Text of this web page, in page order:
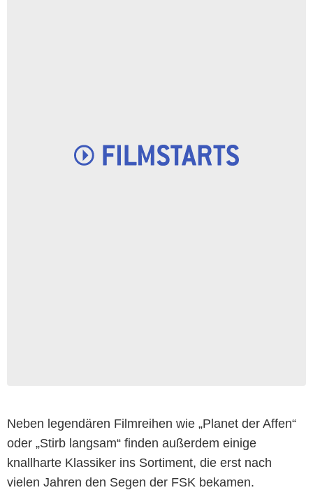
Neben legendären Filmreihen wie „Planet der Affen“
oder „Stirb langsam“ finden außerdem einige
knallharte Klassiker ins Sortiment, die erst nach
vielen Jahren den Segen der FSK bekamen.